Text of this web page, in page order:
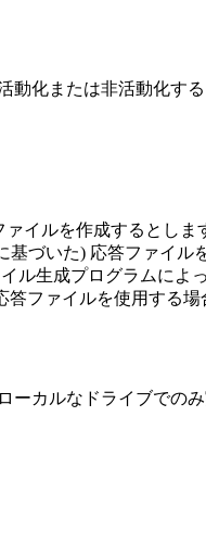
化または非活動化する
イルを作成するとしま
づいた) 応答ファイル
ル生成プログラムに
ファイルを使用する
カルなドライブでの